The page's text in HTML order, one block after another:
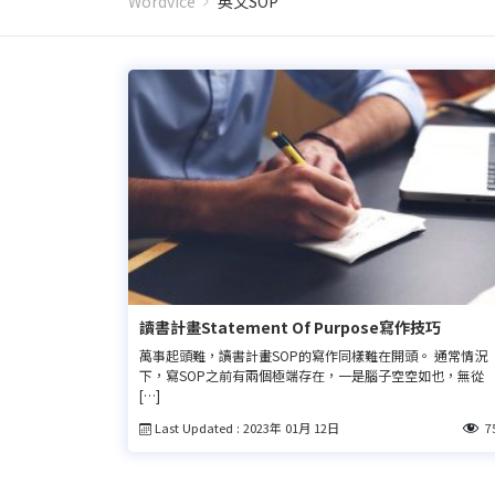
讀書計畫Statement Of Purpose寫作技巧
萬事起頭難，讀書計畫SOP的寫作同樣難在開頭。 通常情況
下，寫SOP之前有兩個極端存在，一是腦子空空如也，無從
[…]
Last Updated : 2023年 01月 12日